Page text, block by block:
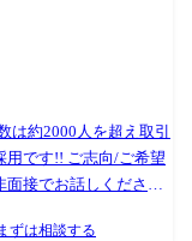
は約2000人を超え取引
用です!! ご志向/ご希望
接でお話しください!
ずは相談する